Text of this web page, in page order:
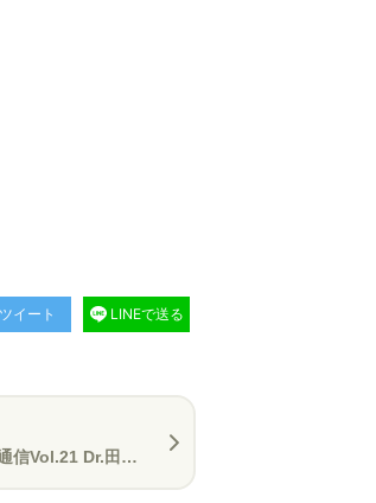
ツイート LINEで送る
Dr.田中より